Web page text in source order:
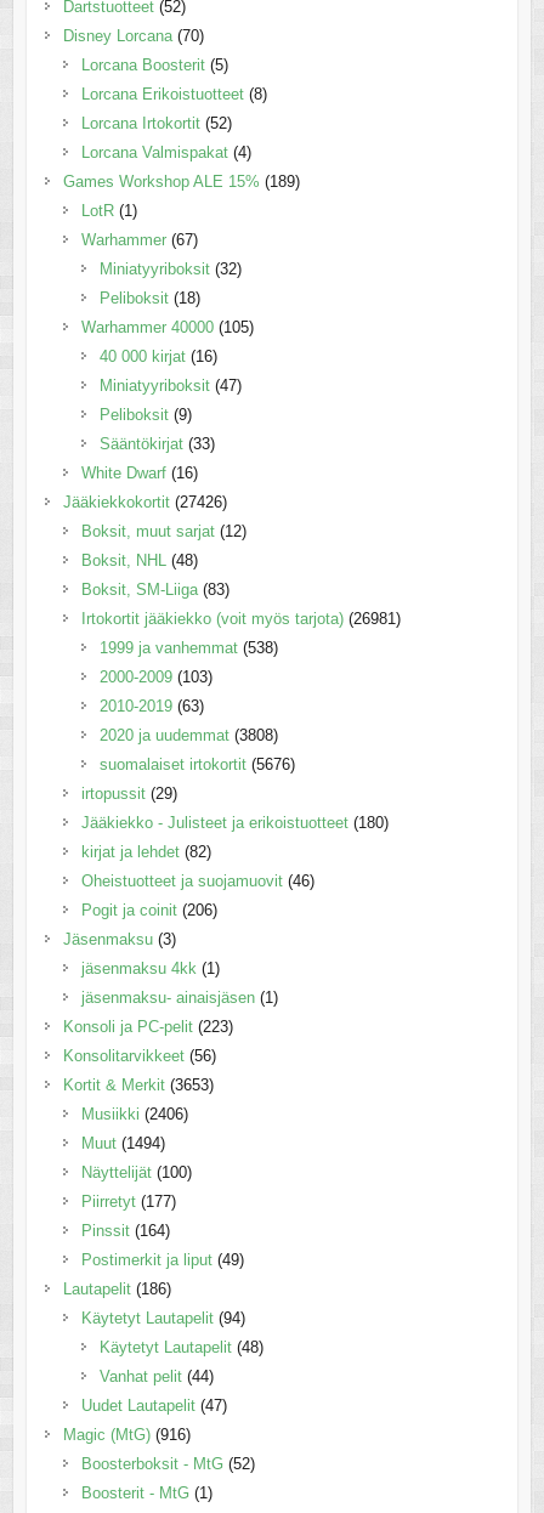
Dartstuotteet (52)
Disney Lorcana (70)
Lorcana Boosterit (5)
Lorcana Erikoistuotteet (8)
Lorcana Irtokortit (52)
Lorcana Valmispakat (4)
Games Workshop ALE 15% (189)
LotR (1)
Warhammer (67)
Miniatyyriboksit (32)
Peliboksit (18)
Warhammer 40000 (105)
40 000 kirjat (16)
Miniatyyriboksit (47)
Peliboksit (9)
Sääntökirjat (33)
White Dwarf (16)
Jääkiekkokortit (27426)
Boksit, muut sarjat (12)
Boksit, NHL
(48)
Boksit, SM-Liiga (83)
Irtokortit jääkiekko (voit myös tarjota) (26981)
1999 ja vanhemmat (538)
2000-2009 (103)
2010-2019 (63)
2020 ja uudemmat (3808)
suomalaiset irtokortit (5676)
irtopussit (29)
Jääkiekko - Julisteet ja erikoistuotteet (180)
kirjat ja lehdet (82)
Oheistuotteet ja suojamuovit (46)
Pogit ja coinit (206)
Jäsenmaksu (3)
jäsenmaksu 4kk (1)
jäsenmaksu- ainaisjäsen (1)
Konsoli ja PC-pelit (223)
Konsolitarvikkeet (56)
Kortit & Merkit (3653)
Musiikki (2406)
Muut (1494)
Näyttelijät (100)
Piirretyt (177)
Pinssit (164)
Postimerkit ja liput (49)
Lautapelit (186)
Käytetyt Lautapelit (94)
Käytetyt Lautapelit (48)
Vanhat pelit (44)
Uudet Lautapelit (47)
Magic (MtG) (916)
Boosterboksit - MtG (52)
Boosterit - MtG (1)